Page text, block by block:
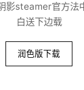
影steamer官方法
白送下边载
润色版下载